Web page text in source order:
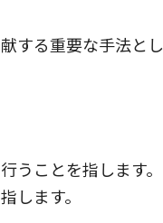
する重要な手法と
うことを指します
します。